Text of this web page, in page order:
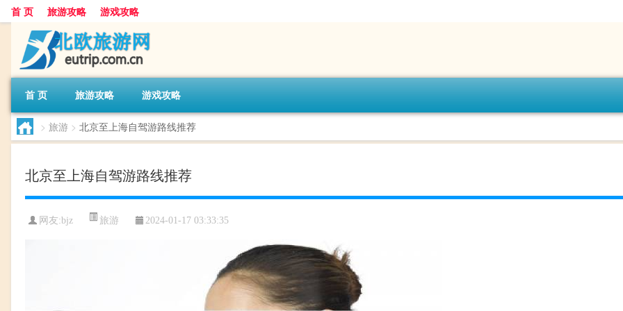
首 页 旅游攻略 游戏攻略
首 页 旅游攻略 游戏攻略
> 旅游 > 北京至上海自驾游路线推荐
北京至上海自驾游路线推荐
网友:bjz 旅游 2024-01-17 03:33:35